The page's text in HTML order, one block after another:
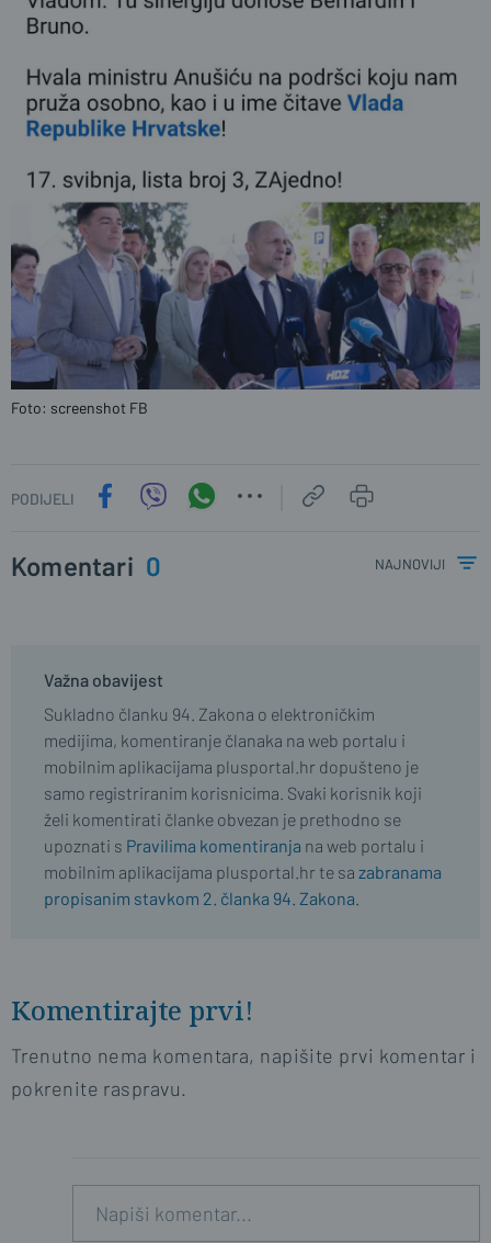
Foto: screenshot FB
PODIJELI
Komentari 0 najnoviji
Važna obavijest
Sukladno članku 94. Zakona o elektroničkim
medijima, komentiranje članaka na web portalu i
mobilnim aplikacijama plusportal.hr dopušteno je
samo registriranim korisnicima. Svaki korisnik koji
želi komentirati članke obvezan je prethodno se
upoznati s Pravilima komentiranja na web portalu i
mobilnim aplikacijama plusportal.hr te sa zabranama
propisanim stavkom 2. članka 94. Zakona.
Komentirajte prvi!
Trenutno nema komentara, napišite prvi komentar i
pokrenite raspravu.